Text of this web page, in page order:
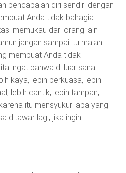
pencapaian diri sendiri dengan
Anda tidak bahagia.
memukau dari orang lain
jangan sampai itu malah
membuat Anda tidak
ingat bahwa di luar sana
kaya, lebih berkuasa, lebih
lebih cantik, lebih tampan,
itu mensyukuri apa yang
ditawar lagi, jika ingin